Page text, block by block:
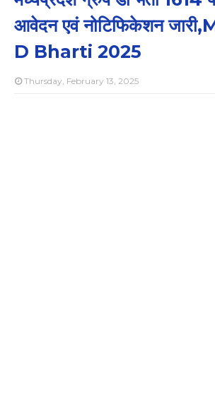
आवेदन एवं नोटिफिकेशन
D Bharti 2025
Thursday, February 13, 2025